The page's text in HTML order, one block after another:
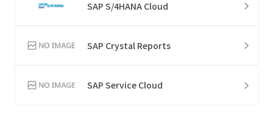
SAP S/4HANA Cloud
SAP Crystal Reports
SAP Service Cloud